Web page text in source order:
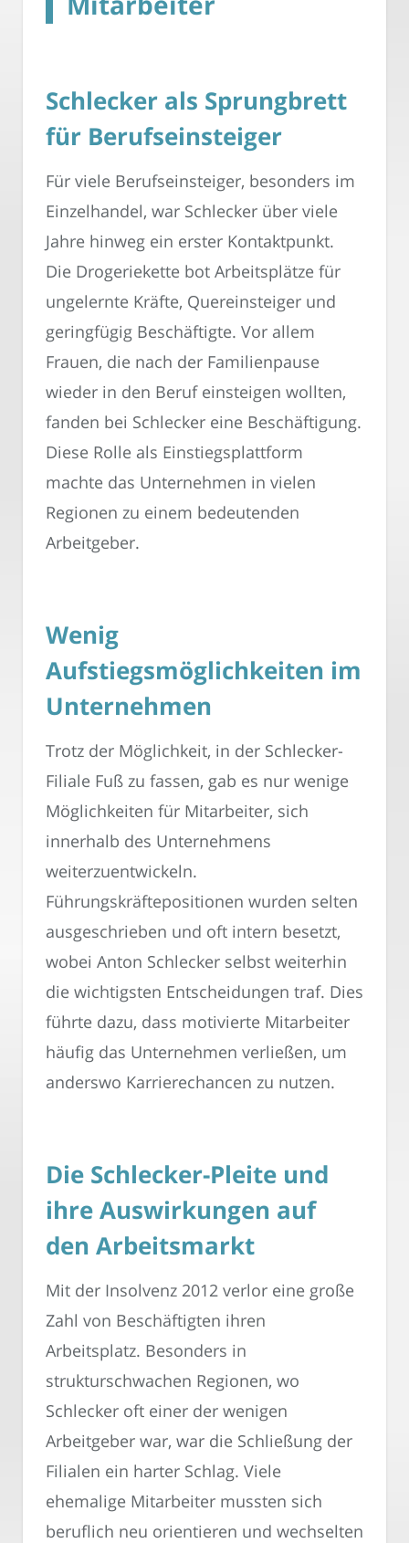
Schlecker als Sprungbrett
für Berufseinsteiger
Für viele Berufseinsteiger, besonders im
Einzelhandel, war Schlecker über viele
Jahre hinweg ein erster Kontaktpunkt.
Die Drogeriekette bot Arbeitsplätze für
ungelernte Kräfte, Quereinsteiger und
geringfügig Beschäftigte. Vor allem
Frauen, die nach der Familienpause
wieder in den Beruf einsteigen wollten,
fanden bei Schlecker eine Beschäftigung.
Diese Rolle als Einstiegsplattform
machte das Unternehmen in vielen
Regionen zu einem bedeutenden
Arbeitgeber.
Wenig
Aufstiegsmöglichkeiten im
Unternehmen
Trotz der Möglichkeit, in der Schlecker-
Filiale Fuß zu fassen, gab es nur wenige
Möglichkeiten für Mitarbeiter, sich
innerhalb des Unternehmens
weiterzuentwickeln.
Führungskräftepositionen wurden selten
ausgeschrieben und oft intern besetzt,
wobei Anton Schlecker selbst weiterhin
die wichtigsten Entscheidungen traf. Dies
führte dazu, dass motivierte Mitarbeiter
häufig das Unternehmen verließen, um
anderswo Karrierechancen zu nutzen.
Die Schlecker-Pleite und
ihre Auswirkungen auf
den Arbeitsmarkt
Mit der Insolvenz 2012 verlor eine große
Zahl von Beschäftigten ihren
Arbeitsplatz. Besonders in
strukturschwachen Regionen, wo
Schlecker oft einer der wenigen
Arbeitgeber war, war die Schließung der
Filialen ein harter Schlag. Viele
ehemalige Mitarbeiter mussten sich
beruflich neu orientieren und wechselten